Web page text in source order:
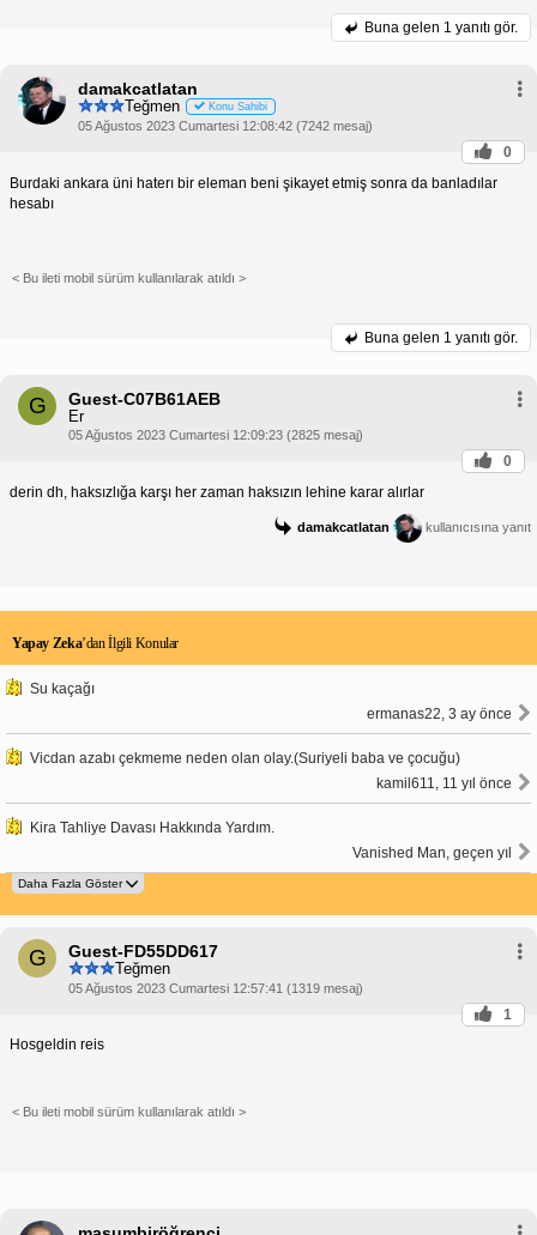
Buna gelen 1 yanıtı gör.
damakcatlatan
Teğmen Konu Sahibi
05 Ağustos 2023 Cumartesi 12:08:42 (7242 mesaj)
0
Burdaki ankara üni haterı bir eleman beni şikayet etmiş sonra da banladılar
hesabı
< Bu ileti mobil sürüm kullanılarak atıldı >
Buna gelen 1 yanıtı gör.
G Guest-C07B61AEB
Er
05 Ağustos 2023 Cumartesi 12:09:23 (2825 mesaj)
0
derin dh, haksızlığa karşı her zaman haksızın lehine karar alırlar
damakcatlatan kullanıcısına yanıt
Yapay Zeka’dan İlgili Konular
Su kaçağı
ermanas22, 3 ay önce
Vicdan azabı çekmeme neden olan olay.(Suriyeli baba ve çocuğu)
kamil611, 11 yıl önce
Kira Tahliye Davası Hakkında Yardım.
Vanished Man, geçen yıl
G Guest-FD55DD617
Teğmen
05 Ağustos 2023 Cumartesi 12:57:41 (1319 mesaj)
1
Hosgeldin reis
< Bu ileti mobil sürüm kullanılarak atıldı >